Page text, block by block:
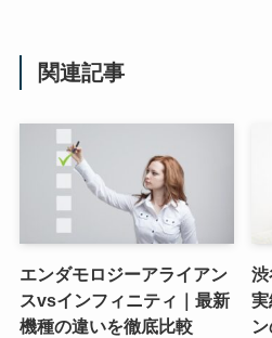
関連記事
エンダモロジーアライアン
スvsインフィニティ｜最新
機種の違いを徹底比較
実